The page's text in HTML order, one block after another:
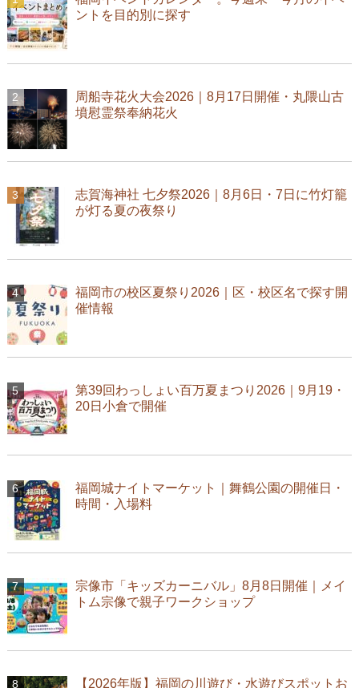
ントを目的別に探す
周船寺花火大会2026｜8月17日開催・丸隈山古
墳慰霊祭奉納花火
志賀海神社 七夕祭2026｜8月6日・7日に竹灯籠
が灯る夏の夜祭り
福岡市の校区夏祭り2026｜区・校区名で探す開
催情報
第39回わっしょい百万夏まつり2026｜9月19・
20日小倉で開催
福岡城ナイトマーケット｜舞鶴公園の開催日・
時間・入場料
宗像市「キッズカーニバル」8月8日開催｜メイ
トム宗像で親子ワークショップ
【2026年版】福岡の川遊び・水遊びスポットお